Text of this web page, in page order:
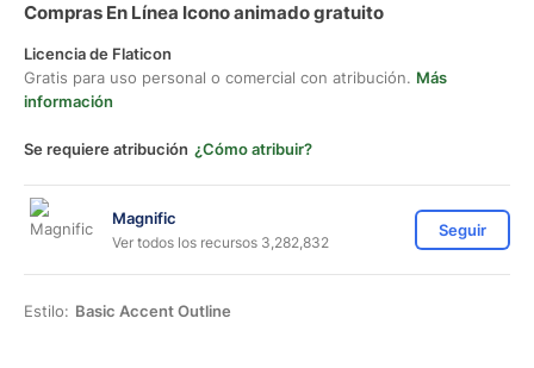
Compras En Línea Icono animado gratuito
Licencia de Flaticon
Gratis para uso personal o comercial con atribución. Más
información
Se requiere atribución ¿Cómo atribuir?
Magnific
Ver todos los recursos 3,282,832
Seguir
Estilo: Basic Accent Outline